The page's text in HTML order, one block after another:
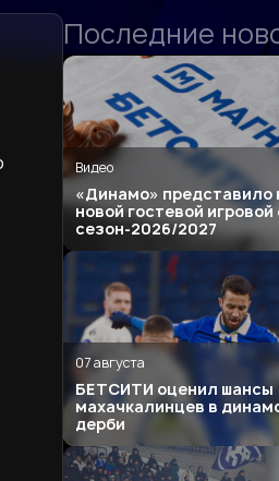
Последние
Видео
«Динамо» представило
новой гостевой
сезон-2026/2027
07 августа
БЕТСИТИ оценил шансы
махачкалинцев в
дерби